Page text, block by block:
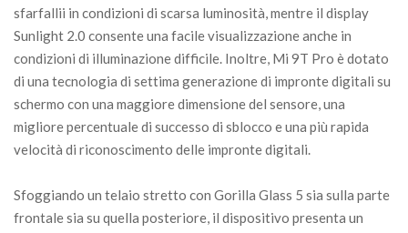
sfarfallii in condizioni di scarsa luminosità, mentre il display
Sunlight 2.0 consente una facile visualizzazione anche in
condizioni di illuminazione difficile. Inoltre, Mi 9T Pro è dotato
di una tecnologia di settima generazione di impronte digitali su
schermo con una maggiore dimensione del sensore, una
migliore percentuale di successo di sblocco e una più rapida
velocità di riconoscimento delle impronte digitali.
Sfoggiando un telaio stretto con Gorilla Glass 5 sia sulla parte
frontale sia su quella posteriore, il dispositivo presenta un